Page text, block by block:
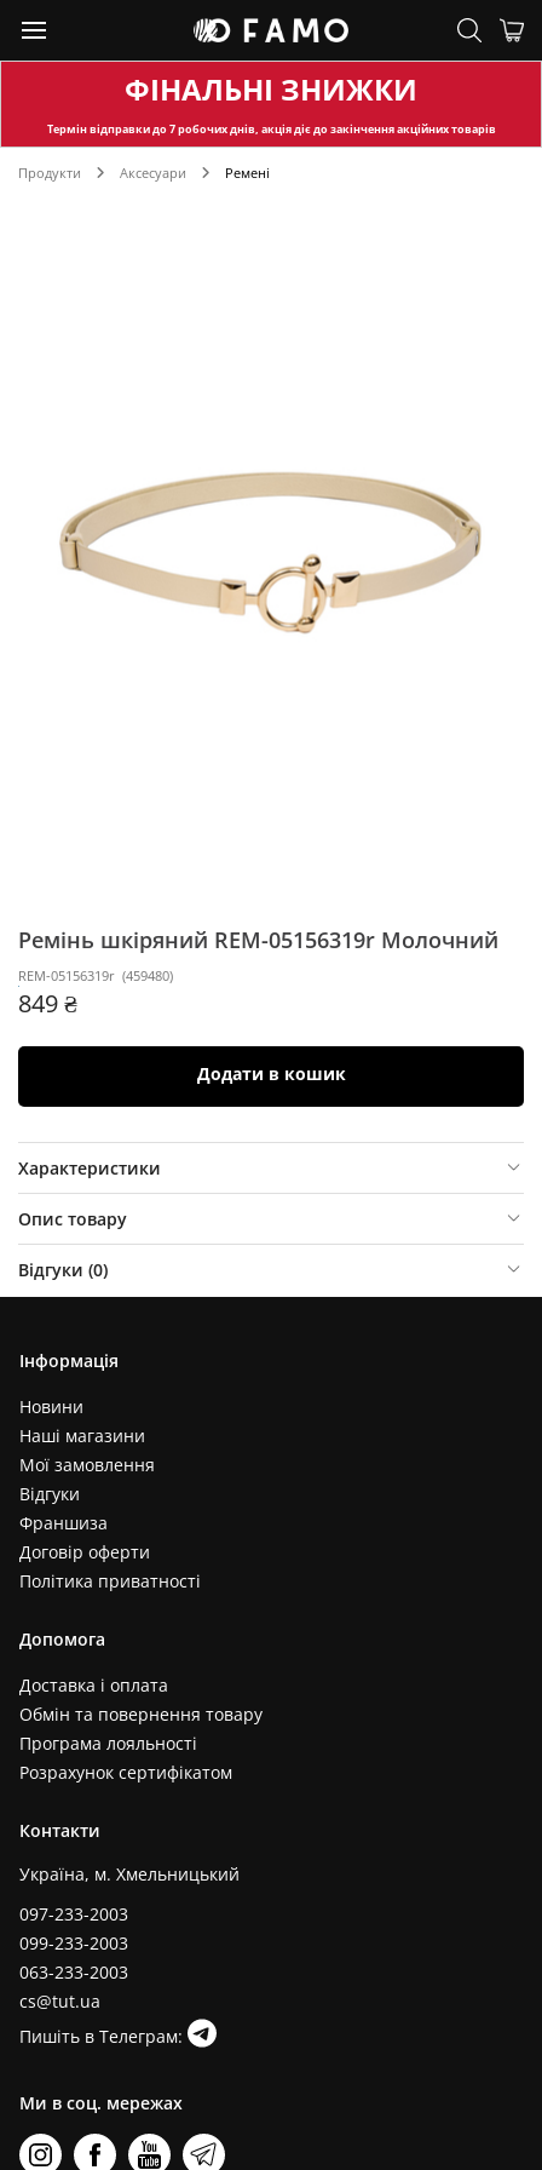
ФІНАЛЬНІ ЗНИЖКИ
Термін відправкидо 7 робочих днів, акція діє до закінчення акційних товарів
Продукти Аксесуари Ремені
Ремінь шкіряний REM-05156319r Молочний
REM-05156319r (459480)
849 ₴
Додати в кошик
Характеристики
Опис товару
Відгуки (0)
Інформація
Новини
Наші магазини
Мої замовлення
Відгуки
Франшиза
Договір оферти
Політика приватності
Допомога
Доставка і оплата
Обмін та повернення товару
Програма лояльності
Розрахунок сертифікатом
Контакти
Україна, м. Хмельницький
097-233-2003
099-233-2003
063-233-2003
cs@tut.ua
Пишіть в Телеграм:
Ми в соц. мережах